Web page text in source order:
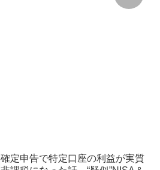
確定申告で特定口座の利益が実質